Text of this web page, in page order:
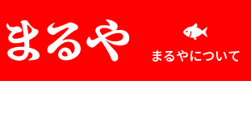
まるやについて